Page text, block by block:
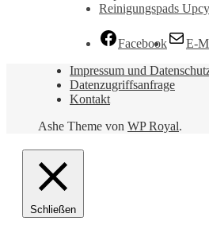
Reinigungspads
Facebook
E-
Impressum und
Datenzugriffsanfrage
Kontakt
Ashe Theme von WP Royal.
Schließen